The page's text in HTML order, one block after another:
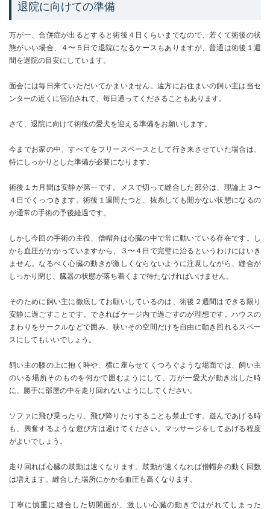
退院に向けての準備
万が一、合併症が出るとすると術後４日くらいまでなので、若くて術後の状
態がいい場合、４〜５日で退院になるケースもありますが、普通は術後１週
間を退院の目安にしています。
面会には毎日来ていただいてかまいません。遠方にお住まいの飼い主は当セ
ンターの近くに宿泊されて、毎日通ってくださることもあります。
さて、退院に向けて術後の愛犬を迎える準備をお願いします。
今までお家の中、すべてをフリースペースとして行き来させていた場合は、
特にしっかりとした準備が必要になります。
術後１カ月間は安静が第一です。メスで切って縫合した部分は、理論上３〜
４日でくっつきます。術後１週間たつと、抜糸しても開かない状態になるの
が通常の手術の予後経過です。
しかし今回の手術の主役、僧帽弁は心臓の中で常に動いている存在です。し
かも血圧がかかっていますから、３〜４日で完璧に治るというわけにはいき
ません。なるべく心臓の動きが激しくならないように注意しながら、縫合が
しっかり閉じ、臓器の状態が落ち着くまで待たなければいけません。
そのために飼い主に徹底してお願いしているのは、術後２週間はできる限り
安静に過ごすことです。できればケージ内で過ごすのが理想です。ハウスの
まわりをサークルなどで囲み、狭いその空間だけを自由に動き回れるスペー
スにしてもいいでしょう。
飼い主の膝の上に抱く時や、横に座らせてくつろぐような場面では、飼い主
のいる場所そのものを何かで囲むようにして、万が一愛犬が動き出した時
に、勝手に部屋の中を走り回れないようにしてください。
ソファに飛び乗ったり、飛び降りたりすることも禁止です。遊んであげる時
も、興奮するような遊び方は避けてください。マッサージをしてあげる程度
がよいでしょう。
走り回れば心臓の鼓動は速くなります。鼓動が速くなれば僧帽弁の動く回数
は増えます。縫合した場所にかかる血圧も高くなります。
丁寧に慎重に縫合した切開面が、激しい心臓の動きではがれてしまった